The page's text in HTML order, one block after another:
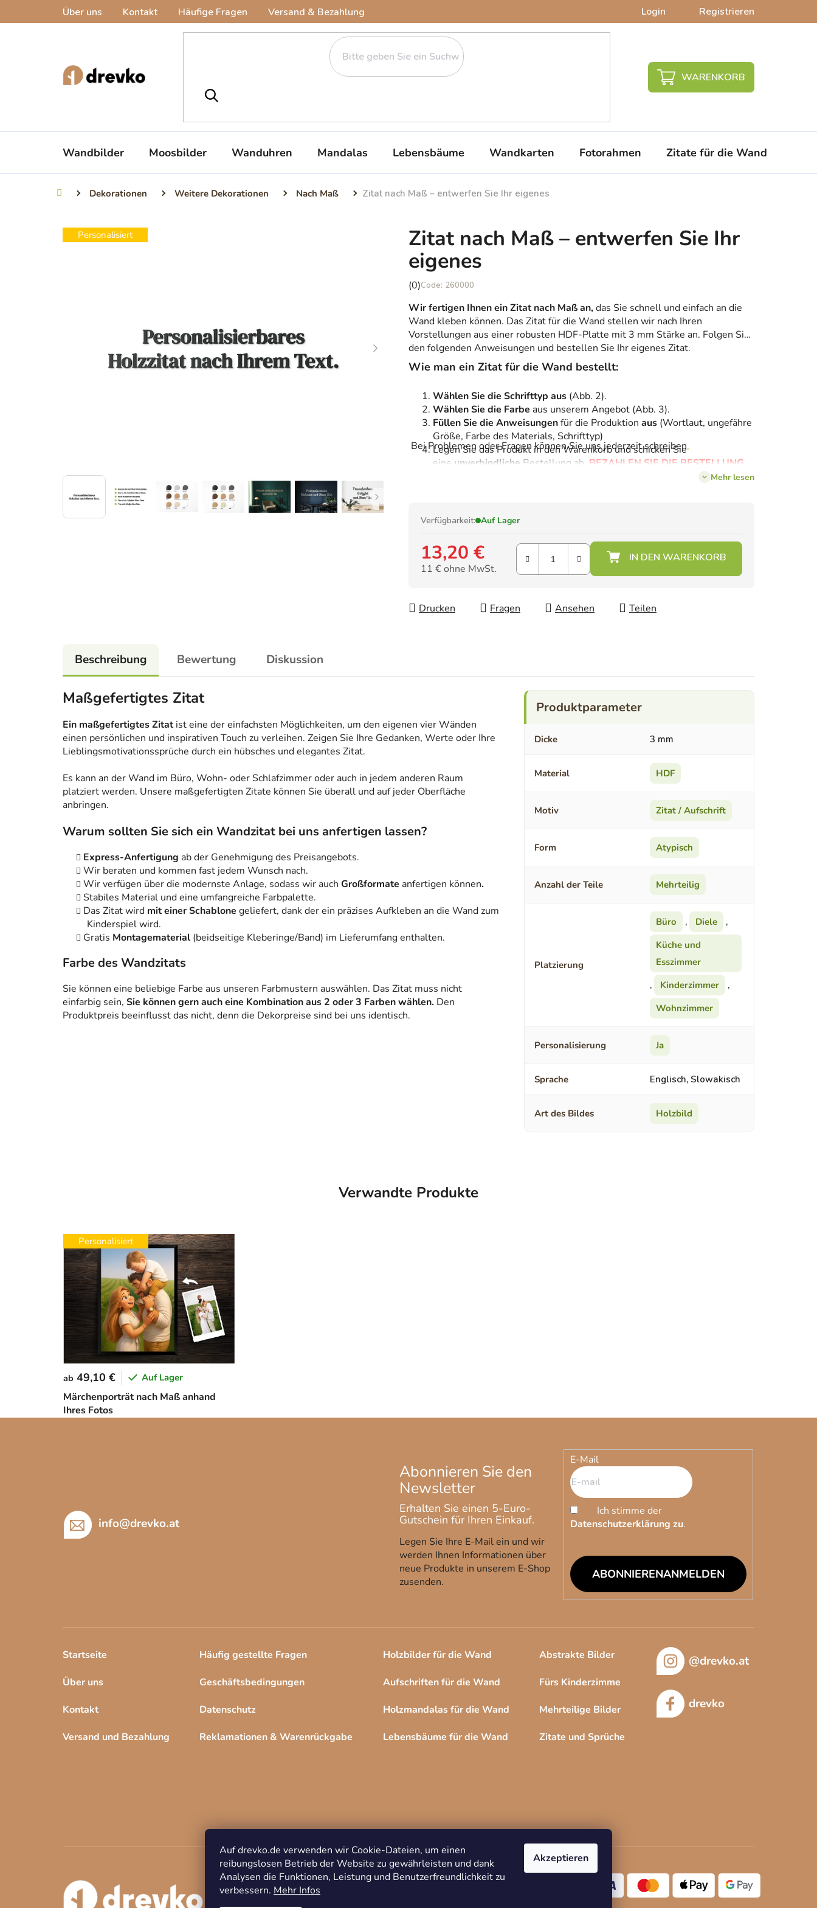
Auf drevko.de verwenden wir Cookie-Dateien, um einen
reibungslosen Betrieb der Website zu gewährleisten und dank
Analysen die Funktionen, Leistung und Benutzerfreundlichkeit zu
verbessern. Mehr Infos
Akzeptieren
Über uns Kontakt Häufige Fragen Versand & Bezahlung Login Registrieren
WARENKORB
Wandbilder Moosbilder Wanduhren Mandalas Lebensbäume Wandkarten Fotorahmen Zitate für die Wand
StartseiteDekorationen Weitere Dekorationen Nach Maß Zitat nach Maß – entwerfen Sie Ihr eigenes
Zitat nach Maß – entwerfen Sie Ihr
eigenes
Die
Produktbewertung
ist
0,0
von
5
(0) 260000
Wir fertigen Ihnen ein Zitat nach Maß an,das Sie schnell und einfach an die
Wand kleben können. Das Zitat für die Wand stellen wir nach Ihren
Vorstellungen aus einer robusten HDF-Platte mit 3 mm Stärke an. Folgen Sie
den folgenden Anweisungen und bestellen Sie Ihr eigenes Zitat.
Wie man ein Zitat für die Wand bestellt:
Wählen Sie die Schrifttyp aus (Abb. 2).
Wählen Sie die Farbe aus unserem Angebot (Abb. 3).
Füllen Sie die Anweisungenfür die Produktion aus (Wortlaut, ungefähre
Größe, Farbe des Materials, Schrifttyp)
Legen Sie das Produkt in den Warenkorb und schicken Sie
eine unverbindliche Bestellung ab. BEZAHLEN SIE DIE BESTELLUNG
sicher zu.
Bei Problemen oder Fragen können Sie uns jederzeit schreiben.
Mehr lesen
Verfügbarkeit: Auf Lager
13,20 €
11 € ohne MwSt.
Drucken
Fragen Ansehen Teilen
Personalisiert
Beschreibung Bewertung Diskussion
Maßgefertigtes Zitat
Ein maßgefertigtes Zitatist eine der einfachsten Möglichkeiten, um den eigenen vier Wänden
einen persönlichen und inspirativen Touch zu verleihen. Zeigen Sie Ihre Gedanken, Werte oder Ihre
Lieblingsmotivationssprüche durch ein hübsches und elegantes Zitat.
Es kann an der Wand im Büro, Wohn- oder Schlafzimmer oder auch in jedem anderen Raum
platziert werden. Unsere maßgefertigten Zitate können Sie überall und auf jeder Oberfläche
anbringen.
Warum sollten Sie sich ein Wandzitat bei uns anfertigen lassen?
Express-Anfertigung ab der Genehmigung des Preisangebots.
Wir beraten und kommen fast jedem Wunsch nach.
Wir verfügen über die modernste Anlage, sodass wir auch Großformate anfertigen können.
Stabiles Material und eine umfangreiche Farbpalette.
Das Zitat wird mit einer Schablone geliefert, dank der ein präzises Aufkleben an die Wand zum
Kinderspiel wird.
Gratis Montagematerial (beidseitige Kleberinge/Band) im Lieferumfang enthalten.
Farbe des Wandzitats
Sie können eine beliebige Farbe aus unseren Farbmustern auswählen. Das Zitat muss nicht
einfarbig sein, Sie können gern auch eine Kombination aus 2 oder 3 Farben wählen. Den
Produktpreis beeinflusst das nicht, denn die Dekorpreise sind bei uns identisch.
Dicke 3 mm
Material HDF
Motiv Zitat / Aufschrift
Form Atypisch
Anzahl der Teile Mehrteilig
Platzierung
Büro , Diele
,
Küche und
Esszimmer
,
Kinderzimmer
,
Wohnzimmer
Personalisierung Ja
Sprache Englisch, Slowakisch
Art des Bildes Holzbild
Verwandte Produkte
Personalisiert
Märchenporträt nach Maß anhand
Ihres Fotos
ab 49,10 € Auf Lager
info@drevko.at
Legen Sie Ihre E-Mail ein und wir
werden Ihnen Informationen über
neue Produkte in unserem E-Shop
zusenden.
E-Mail
Ich stimme der
Datenschutzerklärung zu.
ANMELDEN
Startseite
Über uns
Kontakt
Versand und Bezahlung
Häufig gestellte Fragen
Geschäftsbedingungen
Datenschutz
Reklamationen & Warenrückgabe
Holzbilder für die Wand
Aufschriften für die Wand
Holzmandalas für die Wand
Lebensbäume für die Wand
Abstrakte Bilder
Fürs Kinderzimme
Mehrteilige Bilder
Zitate und Sprüche
@drevko.at
drevko
Copyright 2026
vorbehalten.